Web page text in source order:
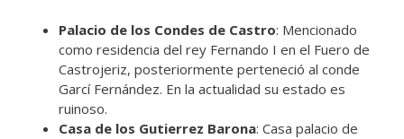
Palacio de los Condes de Castro: Mencionado
como residencia del rey Fernando I en el Fuero de
Castrojeriz, posteriormente perteneció al conde
Garcí Fernández. En la actualidad su estado es
ruinoso.
Casa de los Gutierrez Barona: Casa palacio de